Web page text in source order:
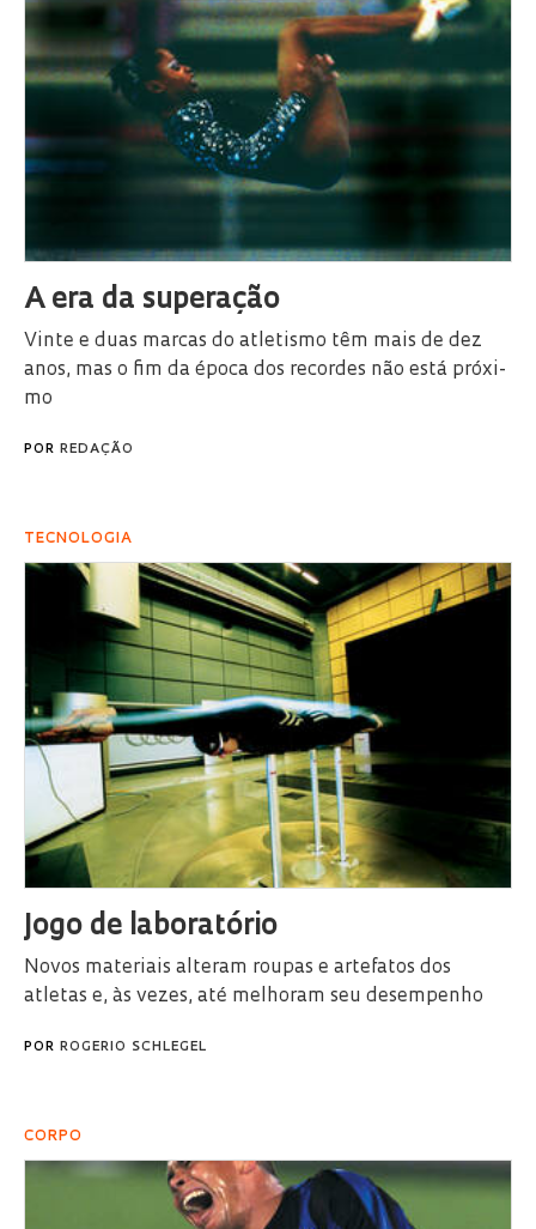
A era da su­pe­ra­ção
Vin­te e duas mar­cas do atle­tis­mo têm mais de dez
anos, mas o fim da épo­ca dos re­cor­des não está pró­xi­
mo
POR REDAÇÃO
TECNOLOGIA
Jogo de laboratório
Novos materiais alteram roupas e artefatos dos
atletas e, às vezes, até melhoram seu desempenho
POR ROGERIO SCHLEGEL
CORPO